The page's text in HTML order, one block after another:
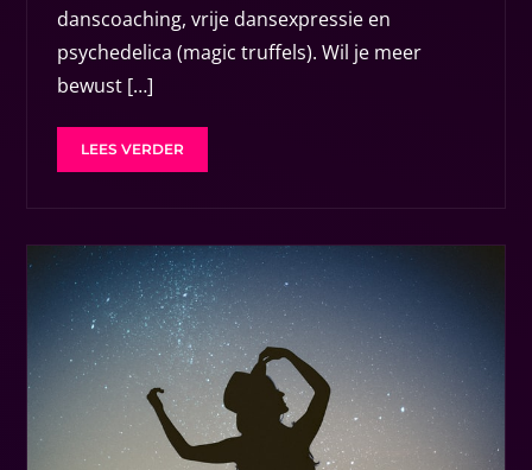
danscoaching, vrije dansexpressie en
psychedelica (magic truffels). Wil je meer
bewust […]
LEES VERDER